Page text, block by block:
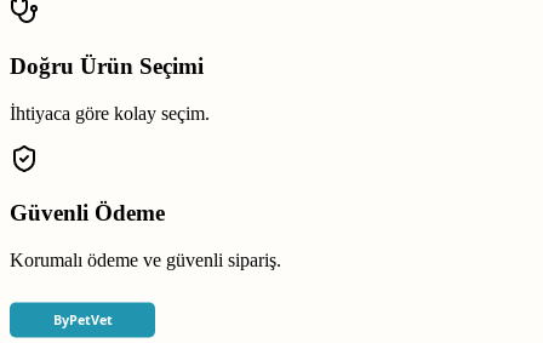
Doğru Ürün Seçimi
İhtiyaca göre kolay seçim.
Güvenli Ödeme
Korumalı ödeme ve güvenli sipariş.